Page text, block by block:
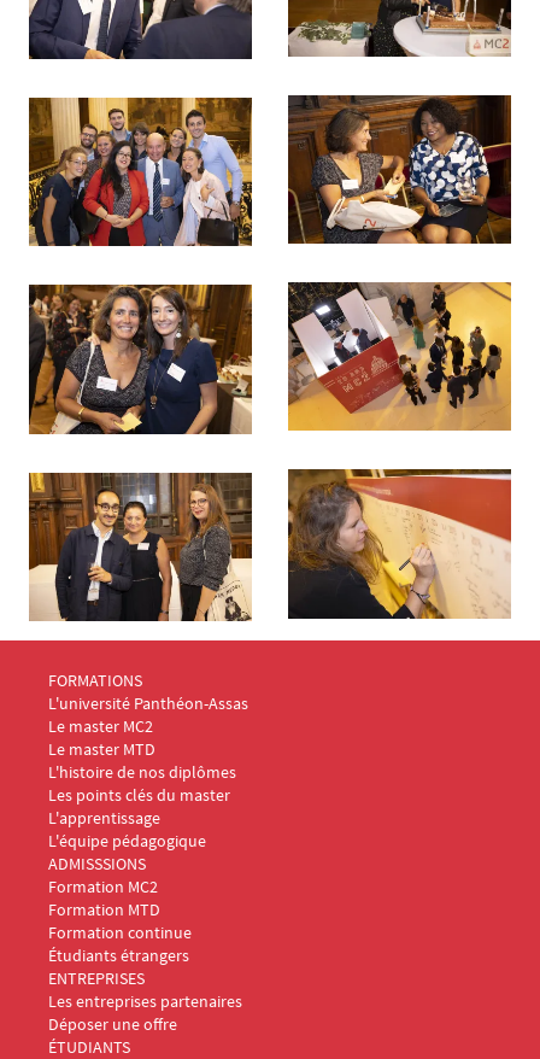
Menu Footer Masters Marketing 1
FORMATIONS
L'université Panthéon-Assas
Le master MC2
Le master MTD
L'histoire de nos diplômes
Les points clés du master
L'apprentissage
L'équipe pédagogique
Menu Footer Masters Marketing 2
ADMISSSIONS
Formation MC2
Formation MTD
Formation continue
Étudiants étrangers
Menu Footer Masters Marketing 3
ENTREPRISES
Les entreprises partenaires
Déposer une offre
Menu Footer Masters Marketing 4
ÉTUDIANTS